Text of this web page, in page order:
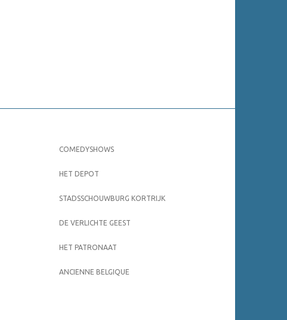
COMEDYSHOWS
HET DEPOT
STADSSCHOUWBURG KORTRIJK
DE VERLICHTE GEEST
HET PATRONAAT
ANCIENNE BELGIQUE